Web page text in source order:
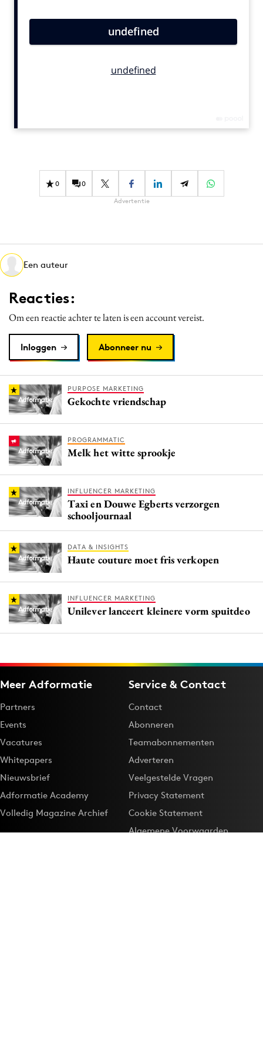
Carriere
Diversiteit
Interne communicatie
Martech
Media
Merkstrategie
PR
Purpose Marketing
Reputatie & crisis
0 0
Advertentie
Een auteur
Reacties:
Om een reactie achter te laten is een account vereist.
Inloggen Abonneer nu
PURPOSE MARKETING
Gekochte vriendschap
PROGRAMMATIC
Melk het witte sprookje
INFLUENCER MARKETING
Taxi en Douwe Egberts verzorgen
schooljournaal
DATA & INSIGHTS
Haute couture moet fris verkopen
INFLUENCER MARKETING
Unilever lanceert kleinere vorm spuitdeo
Meer Adformatie
Partners
Events
Vacatures
Whitepapers
Nieuwsbrief
Adformatie Academy
Volledig Magazine Archief
Service & Contact
Contact
Abonneren
Teamabonnementen
Adverteren
Veelgestelde Vragen
Privacy Statement
Cookie Statement
Algemene Voorwaarden